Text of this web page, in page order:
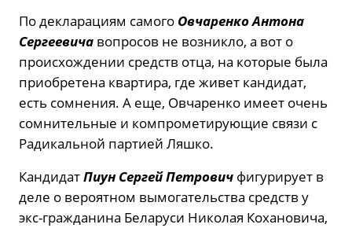
По декларациям самого Овчаренко Антона
Сергеевича вопросов не возникло, а вот о
происхождении средств отца, на которые была
приобретена квартира, где живет кандидат,
есть сомнения. А еще, Овчаренко имеет очень
сомнительные и компрометирующие связи с
Радикальной партией Ляшко.
КандидатПиун Сергей Петрович фигурирует в
деле о вероятном вымогательства средств у
экс-гражданина Беларуси Николая Кохановича,